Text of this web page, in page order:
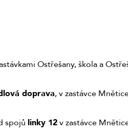
Ostřešany, škola a
doprava, v zastávce
spojů linky 12v zastávce